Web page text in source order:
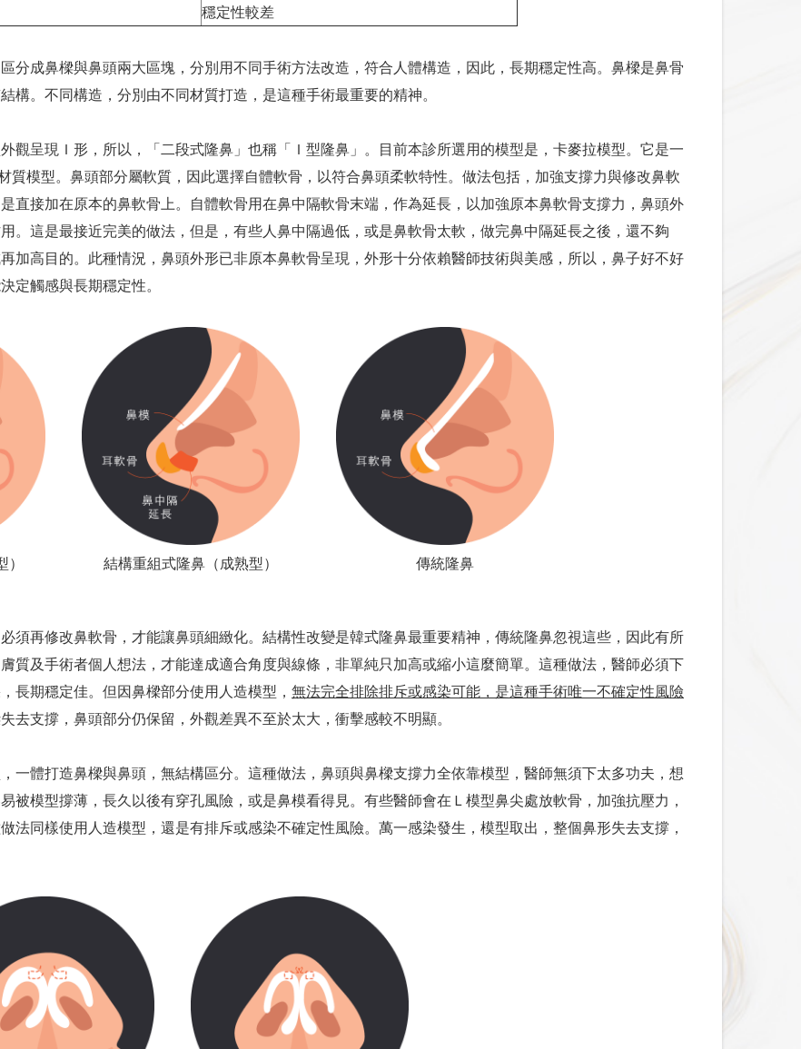
穩定性較差
分成鼻樑與鼻頭兩大區塊，分別用不同手術方法改造，符合人體構造，因此，長期穩定性高。鼻樑是鼻骨
構。不同構造，分別由不同材質打造，是這種手術最重要的精神。
觀呈現Ｉ形，所以，「二段式隆鼻」也稱「Ｉ型隆鼻」。目前本診所選用的模型是，卡麥拉模型。它是一
質模型。鼻頭部分屬軟質，因此選擇自體軟骨，以符合鼻頭柔軟特性。做法包括，加強支撐力與修改鼻軟
直接加在原本的鼻軟骨上。自體軟骨用在鼻中隔軟骨末端，作為延長，以加強原本鼻軟骨支撐力，鼻頭外
。這是最接近完美的做法，但是，有些人鼻中隔過低，或是鼻軟骨太軟，做完鼻中隔延長之後，還不夠
加高目的。此種情況，鼻頭外形已非原本鼻軟骨呈現，外形十分依賴醫師技術與美感，所以，鼻子好不好
定觸感與長期穩定性。
結構重組式隆鼻（成熟型） 傳統隆鼻
須再修改鼻軟骨，才能讓鼻頭細緻化。結構性改變是韓式隆鼻最重要精神，傳統隆鼻忽視這些，因此有所
質及手術者個人想法，才能達成適合角度與線條，非單純只加高或縮小這麼簡單。這種做法，醫師必須下
長期穩定佳。但因鼻樑部分使用人造模型， 無法完全排除排斥或感染可能，是這種手術唯一不確定性風險
去支撐，鼻頭部分仍保留，外觀差異不至於太大，衝擊感較不明顯。
一體打造鼻樑與鼻頭，無結構區分。這種做法，鼻頭與鼻樑支撐力全依靠模型，醫師無須下太多功夫，想
被模型撐薄，長久以後有穿孔風險，或是鼻模看得見。有些醫師會在Ｌ模型鼻尖處放軟骨，加強抗壓力，
法同樣使用人造模型，還是有排斥或感染不確定性風險。萬一感染發生，模型取出，整個鼻形失去支撐，
中柱加強
術前）
鼻中柱加強
（術後）
，肺結核）？
成員）？